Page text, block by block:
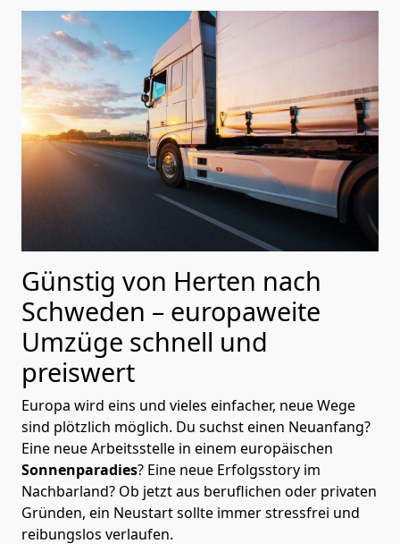
Günstig von Herten nach
Schweden – europaweite
Umzüge schnell und
preiswert
Europa wird eins und vieles einfacher, neue Wege
sind plötzlich möglich. Du suchst einen Neuanfang?
Eine neue Arbeitsstelle in einem europäischen
Sonnenparadies? Eine neue Erfolgsstory im
Nachbarland? Ob jetzt aus beruflichen oder privaten
Gründen, ein Neustart sollte immer stressfrei und
reibungslos verlaufen.